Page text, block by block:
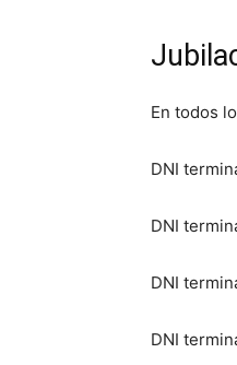
En todos
DNI
DNI
DNI
DNI